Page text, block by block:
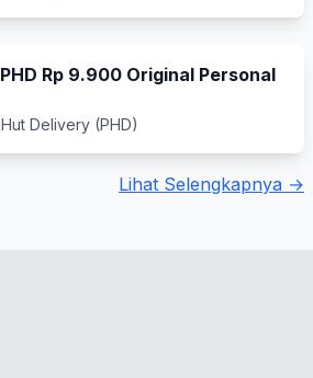
Rp 9.900 Original Personal
Delivery (PHD)
Lihat Selengkapnya →